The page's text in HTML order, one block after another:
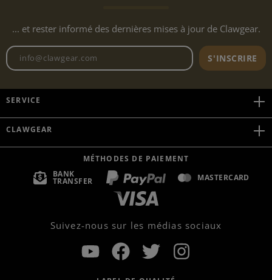
... et rester informé des dernières mises à jour de Clawgear.
Adresse e-mail de laS'INSCRIRE
SERVICE
CLAWGEAR
MÉTHODES DE PAIEMENT
BANK
TRANSFER MASTERCARD
Suivez-nous sur les médias sociaux